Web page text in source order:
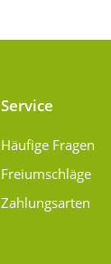
Service
Häufige Fragen
Freiumschläge
Zahlungsarten